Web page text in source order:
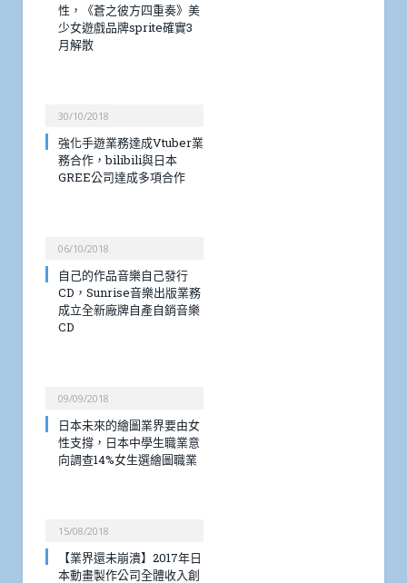
性，《蒼之彼方四重奏》美
少女遊戲品牌sprite確實3
月解散
30/10/2018
強化手遊業務達成Vtuber業
務合作，bilibili與日本
GREE公司達成多項合作
06/10/2018
自己的作品音樂自己發行
CD，Sunrise音樂出版業務
成立全新廠牌自產自銷音樂
CD
09/09/2018
日本未來的繪圖業界要由女
性支撐，日本中學生職業意
向調查14%女生選繪圖職業
15/08/2018
【業界還未崩潰】2017年日
本動畫製作公司全體收入創